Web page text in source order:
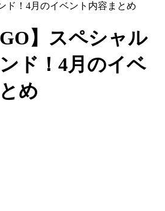
ド！4月のイベント内容まとめ
】スペシャル
ド！4月のイベ
め